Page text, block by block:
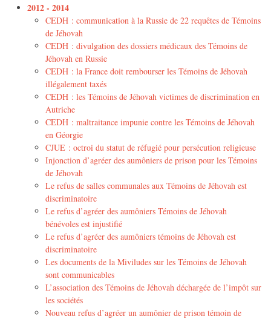
2012 - 2014
CEDH : communication à la Russie de 22 requêtes de Témoins
de Jéhovah
CEDH : divulgation des dossiers médicaux des Témoins de
Jéhovah en Russie
CEDH : la France doit rembourser les Témoins de Jéhovah
illégalement taxés
CEDH : les Témoins de Jéhovah victimes de discrimination en
Autriche
CEDH : maltraitance impunie contre les Témoins de Jéhovah
en Géorgie
CJUE : octroi du statut de réfugié pour persécution religieuse
Injonction d’agréer des aumôniers de prison pour les Témoins
de Jéhovah
Le refus de salles communales aux Témoins de Jéhovah est
discriminatoire
Le refus d’agréer des aumôniers Témoins de Jéhovah
bénévoles est injustifié
Le refus d’agréer des aumôniers témoins de Jéhovah est
discriminatoire
Les documents de la Miviludes sur les Témoins de Jéhovah
sont communicables
L’association des Témoins de Jéhovah déchargée de l’impôt sur
les sociétés
Nouveau refus d’agréer un aumônier de prison témoin de